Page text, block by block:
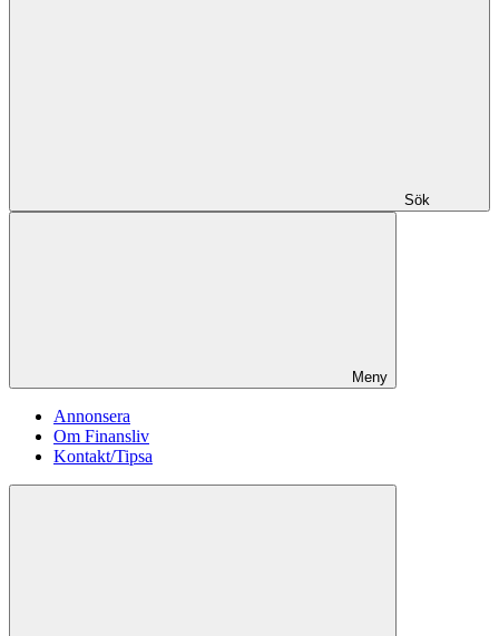
Sök
Meny
Annonsera
Om Finansliv
Kontakt/Tipsa